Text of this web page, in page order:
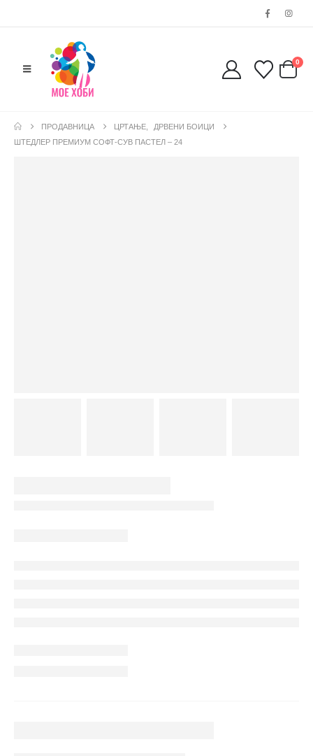
0
ПРОДАВНИЦА ЦРТАЊЕ
ДРВЕНИ БОИЦИ
ШТЕДЛЕР ПРЕМИУМ СОФТ-СУВ ПАСТЕЛ – 24